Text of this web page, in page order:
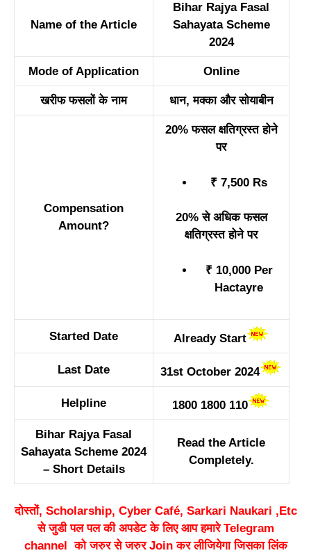
Name of the Article
Bihar Rajya Fasal
Sahayata Scheme
2024
Mode of Application Online
खरीफ फसलों के नाम धान, मक्का और सोयाबीन
Compensation
Amount?
20% फसल क्षतिग्रस्त होने
पर
₹ 7,500 Rs
20% से अधिक फसल
क्षतिग्रस्त होने पर
₹ 10,000 Per
Hactayre
Started Date Already Start
Last Date 31st October 2024
Helpline 1800 1800 110
Bihar Rajya Fasal
Sahayata Scheme 2024
– Short Details
Read the Article
Completely.
दोस्तों, Scholarship, Cyber Café, Sarkari Naukari ,Etc
से जुडी पल पल की अपडेट के लिए आप हमारे Telegram
channel को जरुर से जरुर Join कर लीजियेगा जिसका लिंक